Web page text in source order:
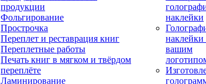
продукции
Фольгирование
Прострочка
Переплет и реставрация книг
Переплетные работы
Печать книг в мягком и твёрдом
переплёте
Ламинирование
наклейки
наклейки
вашим